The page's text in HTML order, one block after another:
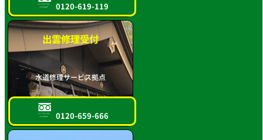
フリーダイヤル
スマホOK!! 0120-619-119
出雲修理受付
水道修理サービス拠点
フリーダイヤル
スマホOK!! 0120-659-666